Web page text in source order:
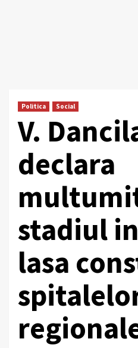
Politica Social
V.
declara
stadiul
lasa